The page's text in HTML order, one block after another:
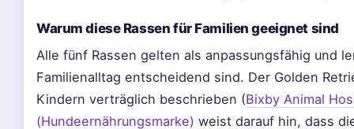
Warum diese Rassen für Familien geeignet sind
Alle fünf Rassen gelten als anpassungsfähig und
Familienalltag entscheidend sind. Der Golden
Kindern verträglich beschrieben (Bixby Animal
(Hundeernährungsmarke) weist darauf hin, dass